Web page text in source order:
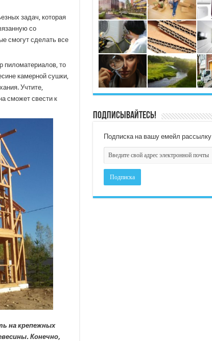
задач, которая
со
смогут сделать все
пиломатериалов, то
камерной сушки,
Учтите,
сможет свести к
на крепежных
Конечно,
Подписывайтесь!
Подписка на вашу емейл рассылку